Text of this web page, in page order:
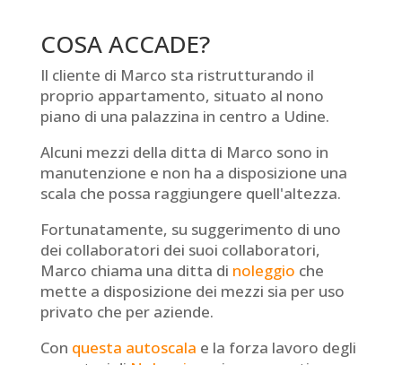
COSA ACCADE?
Il cliente di Marco sta ristrutturando il
proprio appartamento, situato al nono
piano di una palazzina in centro a Udine.
Alcuni mezzi della ditta di Marco sono in
manutenzione e non ha a disposizione una
scala che possa raggiungere quell'altezza.
Fortunatamente, su suggerimento di uno
dei collaboratori dei suoi collaboratori,
Marco chiama una ditta di noleggio che
mette a disposizione dei mezzi sia per uso
privato che per aziende.
Con questa autoscala e la forza lavoro degli